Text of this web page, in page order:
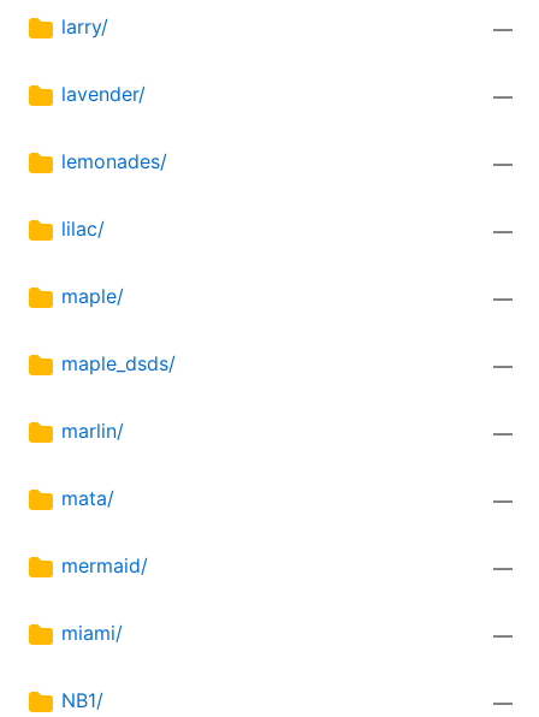
larry/ —
lavender/ —
lemonades/ —
lilac/ —
maple/ —
maple_dsds/ —
marlin/ —
mata/ —
mermaid/ —
miami/ —
NB1/ —